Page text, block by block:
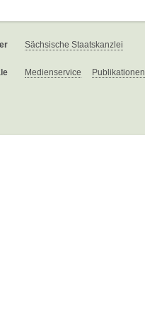
Sächsische Staatskanzlei
Medienservice Publikationen